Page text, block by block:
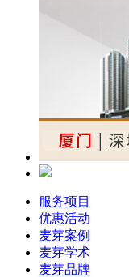
服务项目
优惠活动
麦芽案例
麦芽学术
麦芽品牌